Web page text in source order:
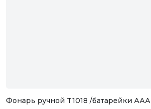
Фонарь ручной T1018 /батарейки ААА